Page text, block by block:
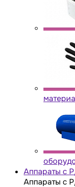
Аппараты с
Аппараты с